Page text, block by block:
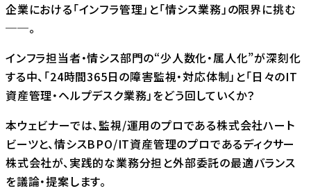
企業における「インフラ管理」と「情シス業務」の限界に挑む
──。
インフラ担当者・情シス部門の“少人数化・属人化”が深刻化
する中、「24時間365日の障害監視・対応体制」と「日々のIT
資産管理・ヘルプデスク業務」をどう回していくか？
本ウェビナーでは、監視/運用のプロである株式会社ハート
ビーツと、情シスBPO/IT資産管理のプロであるディクサー
株式会社が、実践的な業務分担と外部委託の最適バランス
を議論・提案します。